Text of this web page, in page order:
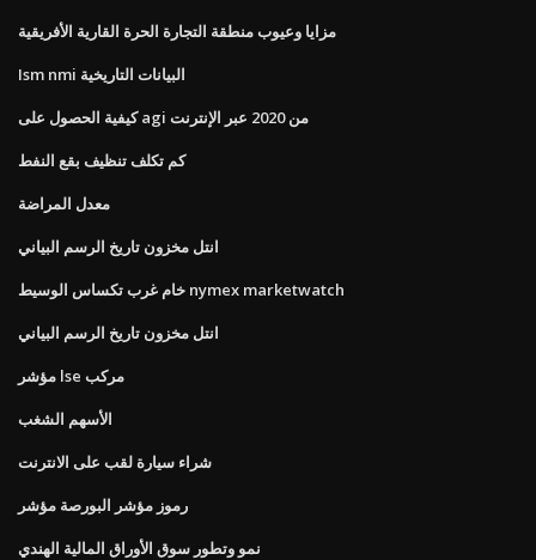
مزايا وعيوب منطقة التجارة الحرة القارية الأفريقية
Ism nmi البيانات التاريخية
كيفية الحصول على agi من 2020 عبر الإنترنت
كم تكلف تنظيف بقع النفط
معدل المراضة
انتل مخزون تاريخ الرسم البياني
خام غرب تكساس الوسيط nymex marketwatch
انتل مخزون تاريخ الرسم البياني
مؤشر lse مركب
الأسهم الشغب
شراء سيارة لقب على الانترنت
رموز مؤشر البورصة مؤشر
نمو وتطور سوق الأوراق المالية الهندي